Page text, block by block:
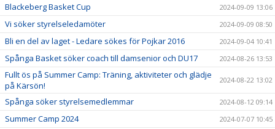
Blackeberg Basket Cup 2024-09-09 13:06
Vi söker styrelseledamöter 2024-09-09 08:50
Bli en del av laget - Ledare sökes för Pojkar 2016 2024-09-04 10:41
Spånga Basket söker coach till damsenior och DU17 2024-08-26 13:53
Fullt ös på Summer Camp: Träning, aktiviteter och glädje
på Kärsön!
2024-08-22 13:02
Spånga söker styrelsemedlemmar 2024-08-12 09:14
Summer Camp 2024 2024-07-07 10:45